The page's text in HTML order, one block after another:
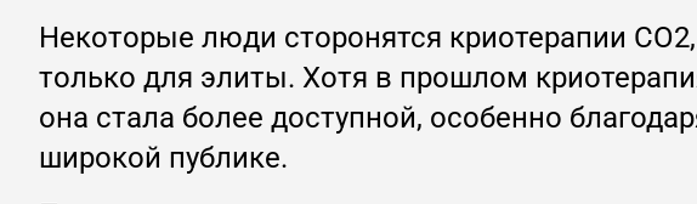
Некоторые люди сторонятся криотерапии
только для элиты. Хотя в прошлом
она стала более доступной, особенно
широкой публике.